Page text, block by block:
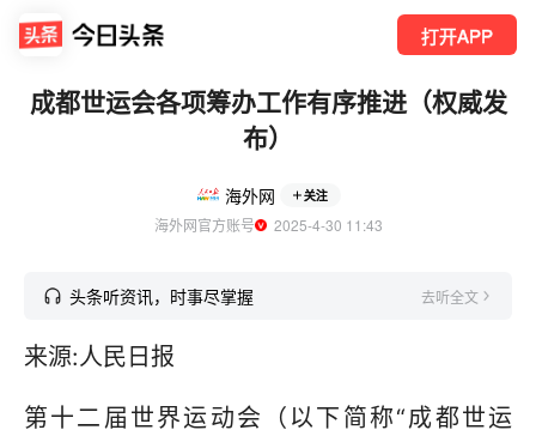
打开APP
成都世运会各项筹办工作有序推进（权威发
布）
海外网 关注
海外网官方账号
  2025-4-30 11:43
头条听资讯，时事尽掌握 去听全文
来源:人民日报
第十二届世界运动会（以下简称“成都世运